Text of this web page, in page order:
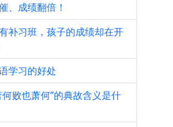
、成绩翻倍！
补习班，孩子的成绩却在开
学习的好处
何败也萧何”的典故含义是什